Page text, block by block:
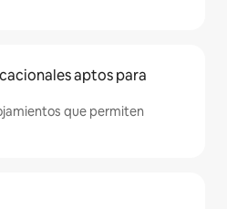
aptos para
que permiten